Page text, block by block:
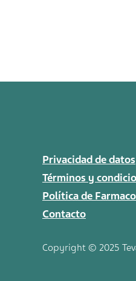
Privacidad de datos
Términos y
Política de
Contacto
Copyright © 2025